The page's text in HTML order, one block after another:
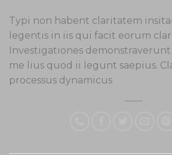
Typi non habent claritatem
legentis in iis qui facit eorum
Investigationes
me lius quod ii legunt saepius.
processus dynamicus